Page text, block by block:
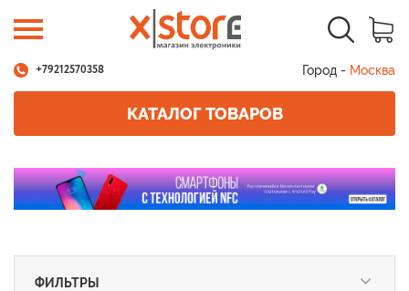
+79212570358 Город - Москва
КАТАЛОГ ТОВАРОВ
ФИЛЬТРЫ